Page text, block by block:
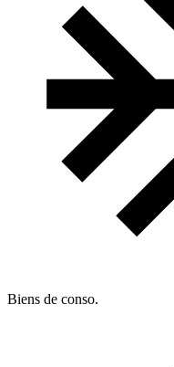
Biens de conso.